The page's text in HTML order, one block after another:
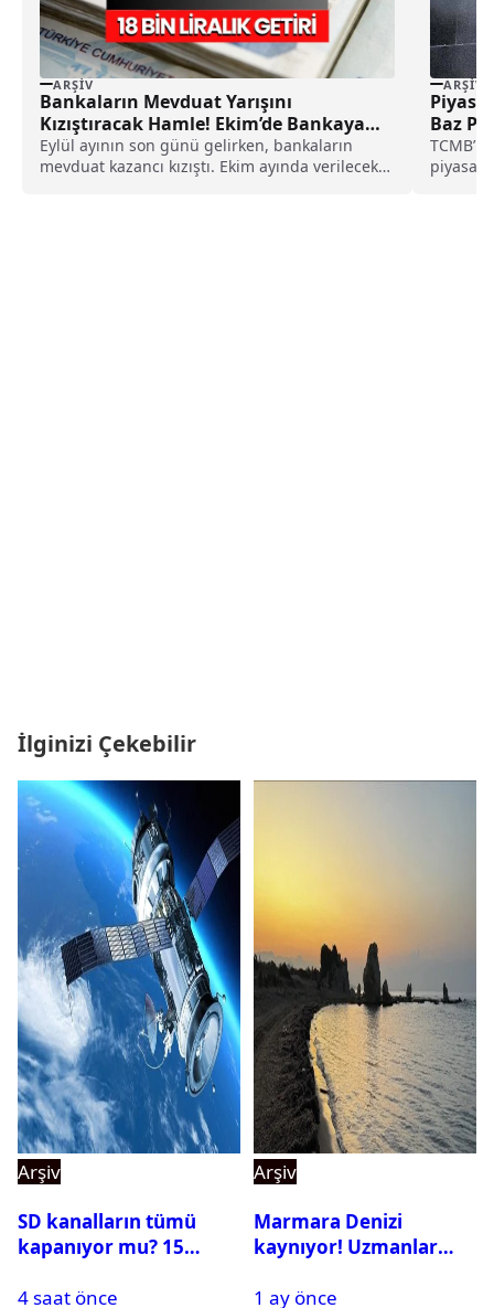
ARŞIV
Bankaların Mevduat Yarışını
Kızıştıracak Hamle! Ekim’de Bankaya
Para Yatırana 17600 Lira Mevduat
Getirisi
Eylül ayının son günü gelirken, bankaların
mevduat kazancı kızıştı. Ekim ayında verilecek
ARŞIV
Piyasa
Baz
İlginizi Çekebilir
Arşiv
SD kanalların tümü
kapanıyor mu? 15
yapılacak?
4 saat önce
Arşiv
Marmara Denizi
kaynıyor! Uzmanlar
1 ay önce